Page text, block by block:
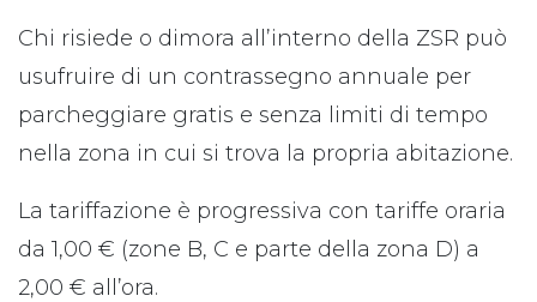
Chi risiede o dimora all’interno della ZSR può
usufruire di un contrassegno annuale per
parcheggiare gratis e senza limiti di tempo
nella zona in cui si trova la propria abitazione.
La tariffazione è progressiva con tariffe oraria
da 1,00 € (zone B, C e parte della zona D) a
2,00 € all’ora.